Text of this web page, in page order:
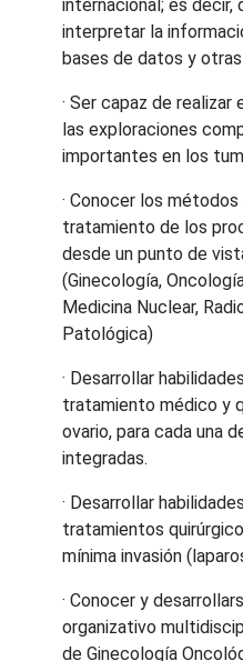
internacional; es decir,
interpretar la
bases de datos y
· Ser capaz de
las exploraciones
importantes en los
· Conocer los
tratamiento de los
desde un punto de
(Ginecología,
Medicina Nuclear,
Patológica)
· Desarrollar
tratamiento médico y
ovario, para cada una
integradas.
· Desarrollar
tratamientos
mínima invasión
· Conocer y
organizativo
de Ginecología